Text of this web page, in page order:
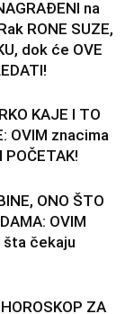
na
RONE SUZE,
dok će OVE
KAJE I TO
OVIM znacima
ONO ŠTO
OVIM
šta čekaju
ZA